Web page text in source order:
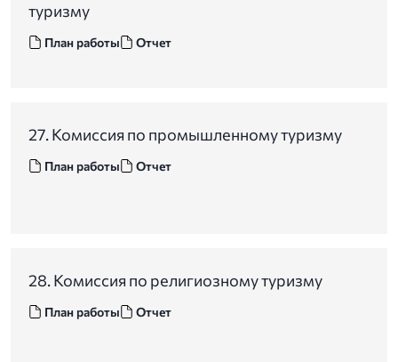
туризму
План работы Отчет
27. Комиссия по промышленному туризму
План работы Отчет
28. Комиссия по религиозному туризму
План работы Отчет